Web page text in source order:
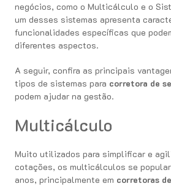
negócios, como o Multicálculo e o
um desses sistemas apresenta
funcionalidades específicas que
diferentes aspectos.
A seguir, confira as principais
tipos de sistemas para corretora de
podem ajudar na gestão.
Multicálculo
Muito utilizados para simplificar e
cotações, os multicálculos se
anos, principalmente em corretoras